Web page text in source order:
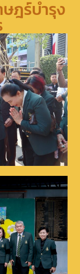
ฎร์บำรุง